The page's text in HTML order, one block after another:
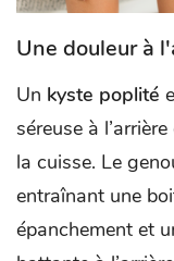
Une douleur à
Un kyste poplité
séreuse à
la cuisse. Le
entraînant une
épanchement et